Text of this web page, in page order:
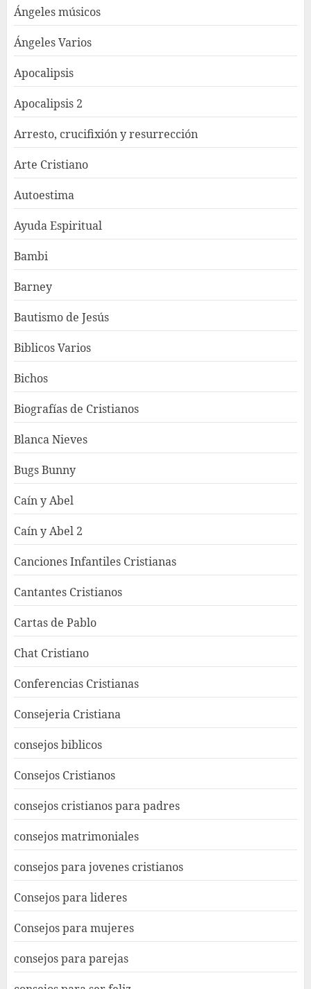
Ángeles músicos
Ángeles Varios
Apocalipsis
Apocalipsis 2
Arresto, crucifixión y resurrección
Arte Cristiano
Autoestima
Ayuda Espiritual
Bambi
Barney
Bautismo de Jesús
Biblicos Varios
Bichos
Biografías de Cristianos
Blanca Nieves
Bugs Bunny
Caín y Abel
Caín y Abel 2
Canciones Infantiles Cristianas
Cantantes Cristianos
Cartas de Pablo
Chat Cristiano
Conferencias Cristianas
Consejeria Cristiana
consejos biblicos
Consejos Cristianos
consejos cristianos para padres
consejos matrimoniales
consejos para jovenes cristianos
Consejos para lideres
Consejos para mujeres
consejos para parejas